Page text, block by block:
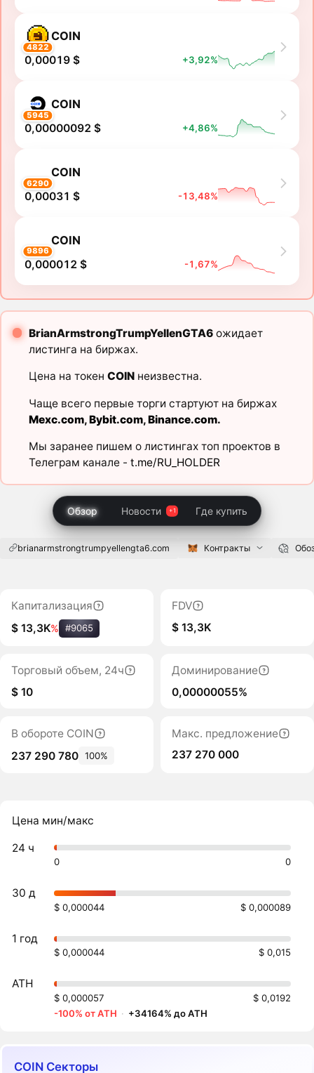
4822
COIN
0,00019 $ +3,92%
5945
COIN
0,00000092 $ +4,86%
6290
COIN
0,00031 $ -13,48%
9896
COIN
0,000012 $ -1,67%
BrianArmstrongTrumpYellenGTA6ожидает
листинга на биржах.
Цена на токен COINнеизвестна.
Чаще всего первые торги стартуют на биржах
Mexc.com,Bybit.com,Binance.com.
Мы заранее пишем о листингах топ проектов в
Телеграм канале - t.me/RU_HOLDER
Обзор Новости Где купить
brianarmstrongtrumpyellengta6.com Контракты
Капитализация
$ 13,3K% #9065
FDV
$ 13,3K
Торговый объем, 24ч
$ 10
Доминирование
0,00000055%
В обороте COIN
237 290 780 100%
Макс. предложение
237 270 000
Цена мин/макс
24 ч
0 0
30 д
$ 0,000044 $ 0,000089
1 год
$ 0,000044 $ 0,015
ATH
$ 0,000057
$ 0,0192
-100% от ATH · +34164% до ATH
COIN Секторы